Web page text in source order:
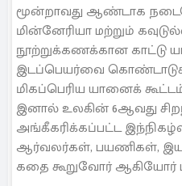
மூன்றாவது ஆண்டாக
மின்னேரியா மற்றும்
நூற்றுக்கணக்கான காட்டு
இடப்பெயர்வை
மிகப்பெரிய யானைக் கூட்டம்
இனால் உலகின் 6ஆவது
அங்கீகரிக்கப்பட்ட
ஆர்வலர்கள், பயணிகள்,
கதை கூறுவோர் ஆகியோர்